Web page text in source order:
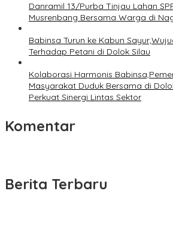
Danramil 13/Purba Tinjau Lahan
Musrenbang Bersama Warga di
Babinsa Turun ke Kabun
Terhadap Petani di Dolok Silau
Kolaborasi Harmonis
Masyarakat Duduk Bersama di
Perkuat Sinergi Lintas Sektor
Komentar
Berita Terbaru